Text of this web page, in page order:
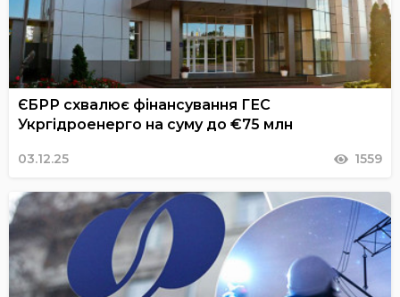
ЄБРР схвалює фінансування ГЕС
Укргідроенерго на суму до €75 млн
03.12.25 1559